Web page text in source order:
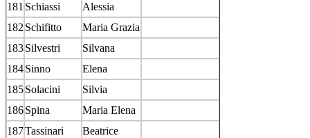
181 Schiassi
Alessia
182 Schifitto
Maria Grazia
183Silvestri
Silvana
184Sinno
Elena
185Solacini
Silvia
186Spina
Maria Elena
187Tassinari
Beatrice